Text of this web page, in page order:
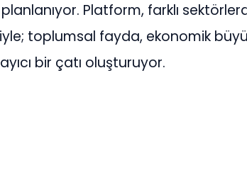
Platform, farklı
toplumsal fayda, ekonomik
bir çatı oluşturuyor.